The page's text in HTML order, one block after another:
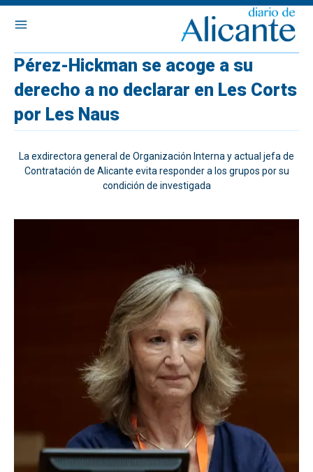
Pérez-Hickman se acoge a su
derecho a no declarar en Les Corts
por Les Naus
La exdirectora general de Organización Interna y actual jefa de
Contratación de Alicante evita responder a los grupos por su
condición de investigada